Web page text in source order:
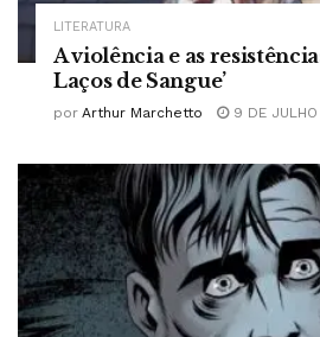
LITERATURA
A violência e as
Laços de Sangue’
por Arthur Marchetto 9 DE